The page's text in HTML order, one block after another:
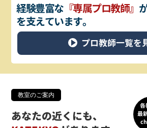
経験豊富な『専属プロ教師』
を支えています。
プロ教師一覧を
教室のご案内
あなたの近くにも、
各
最